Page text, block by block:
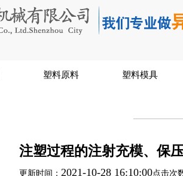
塑料原料 塑料模具
注塑过程的注射充模、保
更新时间： 2021-10-28 16:10:00点击次